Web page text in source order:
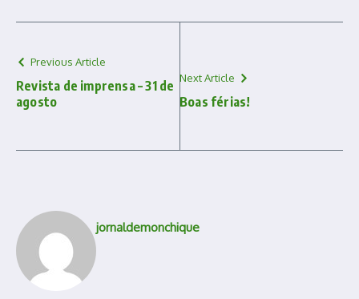
Previous Article
Revista de imprensa – 31 de
agosto
Next Article
Boas férias!
jornaldemonchique